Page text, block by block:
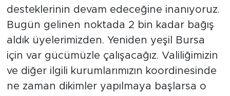
desteklerinin devam edeceğine inanıyoruz.
Bugün gelinen noktada 2 bin kadar bağış
aldık üyelerimizden. Yeniden yeşil Bursa
için var gücümüzle çalışacağız. Valiliğimizin
ve diğer ilgili kurumlarımızın koordinesinde
ne zaman dikimler yapılmaya başlarsa o